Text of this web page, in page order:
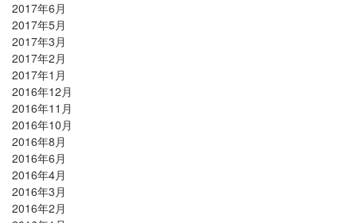
2017年6月
2017年5月
2017年3月
2017年2月
2017年1月
2016年12月
2016年11月
2016年10月
2016年8月
2016年6月
2016年4月
2016年3月
2016年2月